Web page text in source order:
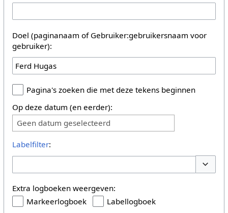
Doel (paginanaam of Gebruiker:gebruikersnaam voor
gebruiker):
Pagina's zoeken die met deze tekens beginnen
Op deze datum (en eerder):
Geen datum geselecteerd
Labelfilter:
Extra logboeken weergeven:
Markeerlogboek
Labellogboek